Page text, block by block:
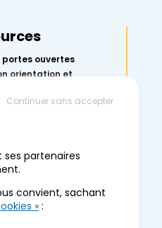
portes ouvertes
orientation et
conférences
de l’orientation
des événements
Continuer sans accepter
partenaires
convient, sachant
»: